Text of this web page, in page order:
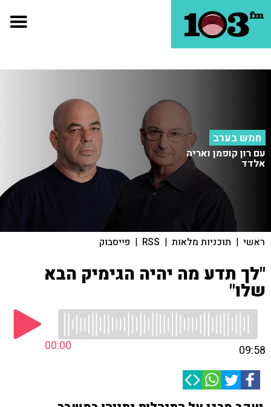
חמש בערב
עם רון קופמן ואריה
אלדד
ראשי | תוכניות מלאות |
RSS
| פייסבוק
"לך תדע מה יהיה הגימיק הבא
שלו"
00:00 09:58